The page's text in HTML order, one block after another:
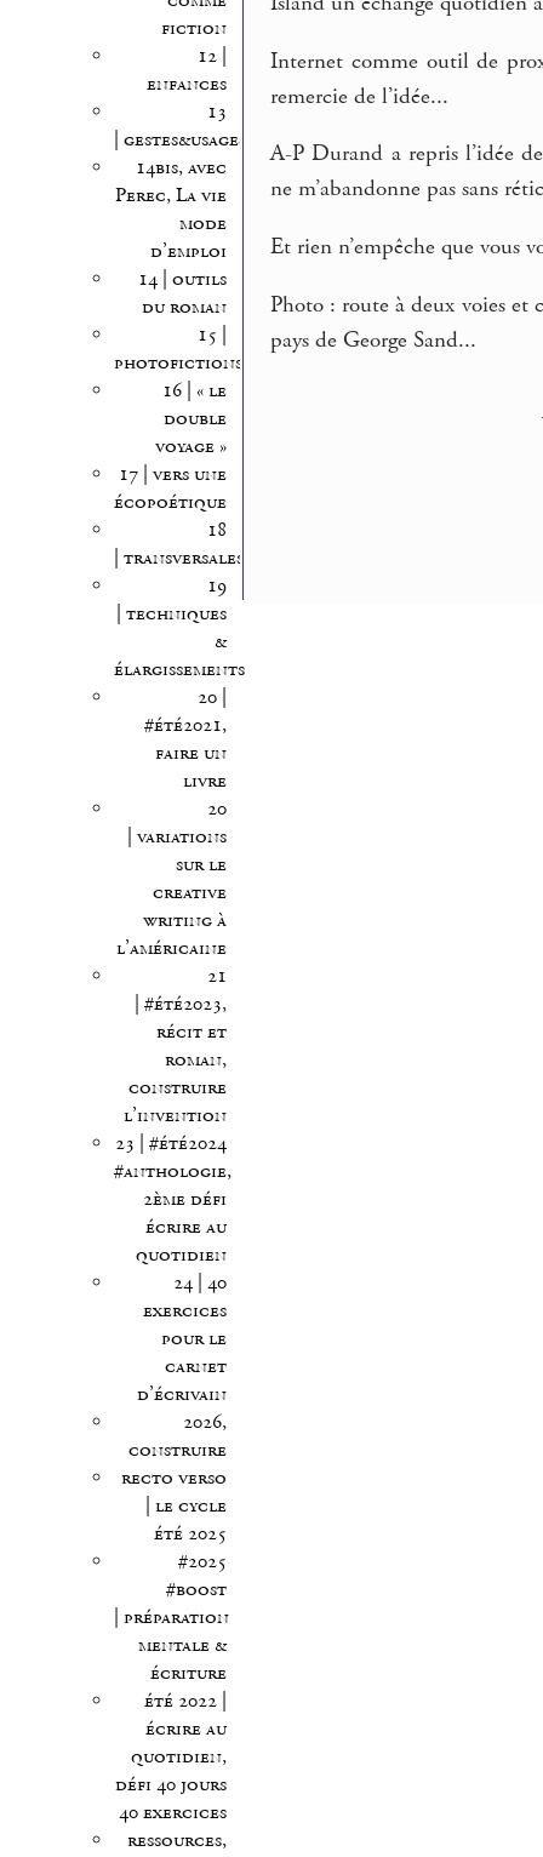
fiction
12 |
enfances
13
| gestes&usages
14bis, avec
Perec, La vie
mode
d’emploi
14 | outils
du roman
15 |
photofictions
16 | « le
double
voyage »
17 | vers une
écopoétique
18
| transversales
19
| techniques
&
élargissements
20 |
#été2021,
faire un
livre
20
| variations
sur le
creative
writing à
l’américaine
21
| #été2023,
récit et
roman,
construire
l’invention
23 | #été2024
#anthologie,
2ème défi
écrire au
quotidien
24 | 40
exercices
pour le
carnet
d’écrivain
2026,
construire
recto verso
| le cycle
été 2025
#2025
#boost
| préparation
mentale &
écriture
été 2022 |
écrire au
quotidien,
défi 40 jours
40 exercices
ressources,
Internet comme outil de
remercie de l’idée...
A-P Durand a repris l’idée
ne m’abandonne pas sans
Et rien n’empêche que vous
Photo : route à deux voies et
pays de George Sand...